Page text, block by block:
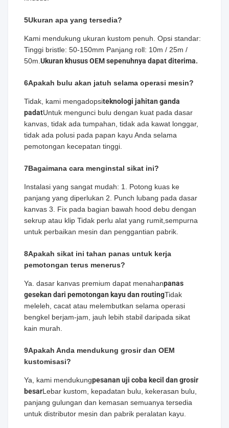
5Ukuran apa yang tersedia?
Kami mendukung ukuran kustom penuh. Opsi standar:
Tinggi bristle: 50-150mm Panjang roll: 10m / 25m /
50m. Ukuran khusus OEM sepenuhnya dapat diterima.
6Apakah bulu akan jatuh selama operasi mesin?
Tidak, kami mengadopsiteknologi jahitan ganda
padatUntuk mengunci bulu dengan kuat pada dasar
kanvas, tidak ada tumpahan, tidak ada kawat longgar,
tidak ada polusi pada papan kayu Anda selama
pemotongan kecepatan tinggi.
7Bagaimana cara menginstal sikat ini?
Instalasi yang sangat mudah: 1. Potong kuas ke
panjang yang diperlukan 2. Punch lubang pada dasar
kanvas 3. Fix pada bagian bawah hood debu dengan
sekrup atau klip Tidak perlu alat yang rumit,sempurna
untuk perbaikan mesin dan penggantian pabrik.
8Apakah sikat ini tahan panas untuk kerja
pemotongan terus menerus?
Ya. dasar kanvas premium dapat menahanpanas
gesekan dari pemotongan kayu dan routingTidak
meleleh, cacat atau melembutkan selama operasi
bengkel berjam-jam, jauh lebih stabil daripada sikat
kain murah.
9Apakah Anda mendukung grosir dan OEM
kustomisasi?
Ya, kami mendukungpesanan uji coba kecil dan grosir
besarLebar kustom, kepadatan bulu, kekerasan bulu,
panjang gulungan dan kemasan semuanya tersedia
untuk distributor mesin dan pabrik peralatan kayu.